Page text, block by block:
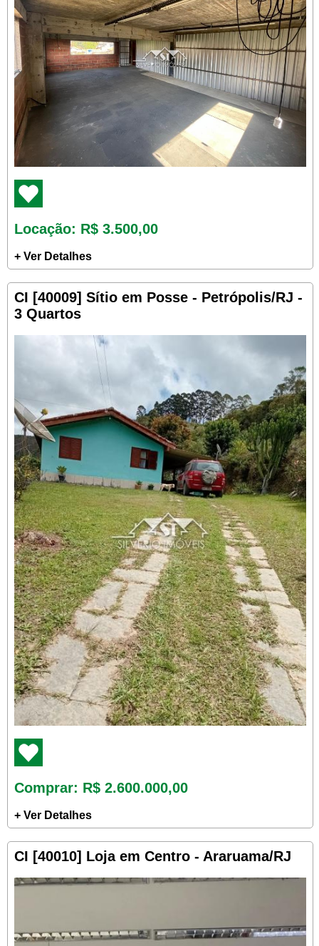
Locação: R$ 3.500,00
+ Ver Detalhes
CI [40009] Sítio em Posse - Petrópolis/RJ -
3 Quartos
Comprar: R$ 2.600.000,00
+ Ver Detalhes
CI [40010] Loja em Centro - Araruama/RJ